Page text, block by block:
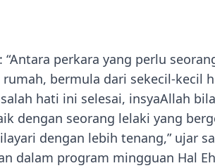
“Antara perkara yang perlu
bermula dari sekecil-kecil
hati ini selesai, insyaAllah
dengan seorang lelaki yang
dengan lebih tenang,” ujar
dalam program mingguan Hal